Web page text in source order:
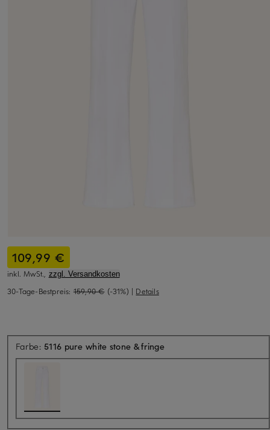
109,99 €
inkl. MwSt., zzgl. Versandkosten
30-Tage-Bestpreis: 159,90 € (-31%) | Details
Farbe: 5116 pure white stone & fringe